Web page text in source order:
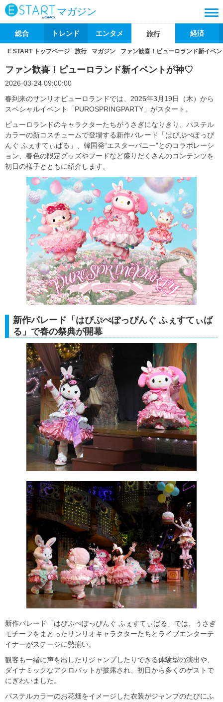
マガジン
総合 トレンド エンタメ 旅行 経済
E START トップページ 旅行 マガジン ファン歓喜！ピューロランド新イベ
ファン歓喜！ピューロランド新イベントが神♡
2026-03-24 09:00:00
春到来のサンリオピューロランドでは、2026年3月19日（木）から
スペシャルイベント「PUROSPRINGPARTY」がスタート。
ピューロランドのキャラクターたちがうさぎになりきり、パステル
カラーの新コスチュームで登場する新作パレード「はぴぷぺぽっぴ
んぐ ふぇすてぃばる」、韓国発“エスターバニー”とのコラボレーシ
ョン、春色の限定グッズやフードなど盛りだくさんのコンテンツを
初日の様子とともに紹介します。
新作パレード「はぴぷぺぽっぴんぐ ふぇすてぃば
る」で春の祭典が開幕
新作パレード「はぴぷぺぽっぴんぐ ふぇすてぃばる」では、うさぎ
モチーフをまとったサンリオキャラクターたちとライブエンターテ
イナーがステージに勢揃い。
観客も一緒に声を出したりジャンプしたりできる体験型の演出や、
ダイナミックなアクロバットが披露され、初日から多くのゲストで
にぎわいました。
パステルカラーのお花畑をイメージした衣装がジャンプのたびにふ